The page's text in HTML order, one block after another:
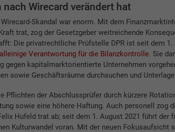
nach Wirecard verändert hat
Skandal war enorm. Mit dem
trat, zog der Gesetzgeber weitreichende
Die privatrechtliche Prüfstelle DPR ist seit dem 1.
Verantwortung für die Bilanzkontrolle. Sie
gegen kapitalmarktorientierte Unternehmen
sowie Geschäftsräume durchsuchen und
Pflichten der Abschlussprüfer durch kürzere
sowie eine höhere Haftung. Auch personell zog
Hufeld trat ab; seit dem 1. August 2021 führt der
Kulturwandel voran. Mit der neuen Fokusaufsicht